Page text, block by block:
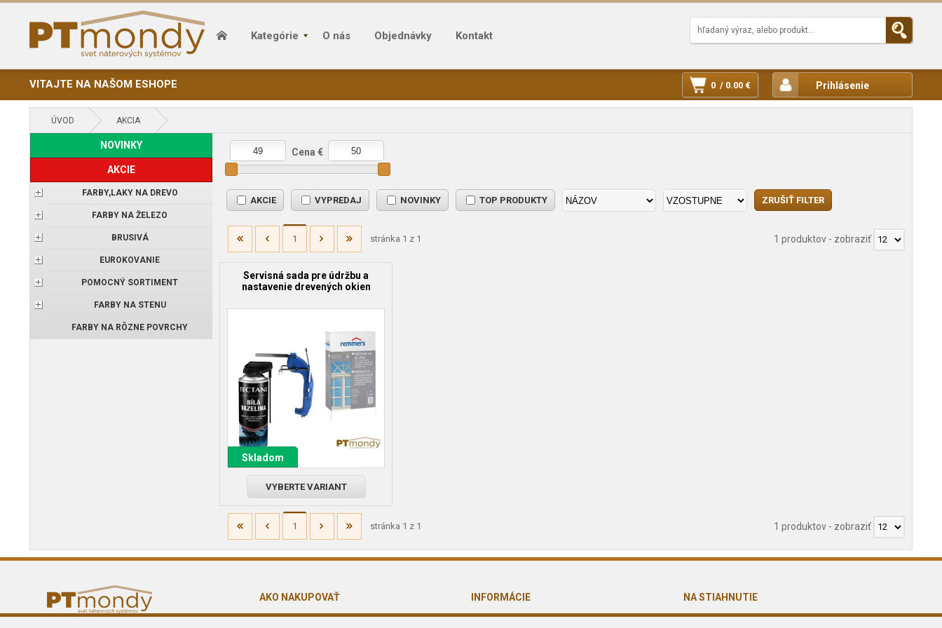
Kategórie O nás Objednávky Kontakt
VITAJTE NA NAŠOM ESHOPE Prihlásenie
0 / 0.00 €
ÚVOD AKCIA
NOVINKY
AKCIE
FARBY,LAKY NA DREVO
FARBY NA ŽELEZO
BRUSIVÁ
EUROKOVANIE
POMOCNÝ SORTIMENT
FARBY NA STENU
FARBY NA RÔZNE POVRCHY
Cena €
AKCIE VYPREDAJ NOVINKY TOP PRODUKTY
1 stránka 1 z 1 1 produktov - zobraziť
Servisná sada pre údržbu a
nastavenie drevených okien
Skladom
VYBERTE VARIANT
1 stránka 1 z 1 1 produktov - zobraziť
AKO NAKUPOVAŤ
Obchodné podmienky
INFORMÁCIE
O nás
NA STIAHNUTIE
Reklamačný formulár